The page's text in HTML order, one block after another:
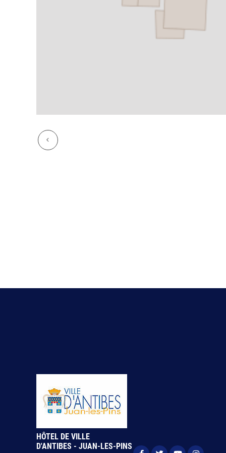
HÔTEL DE VILLE
D'ANTIBES - JUAN-LES-PINS